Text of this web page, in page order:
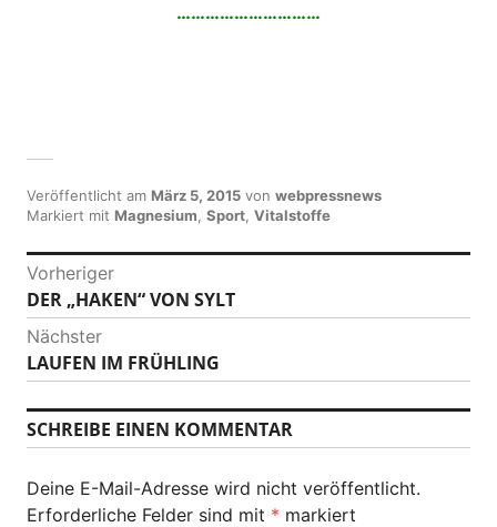
…………………………
Veröffentlicht am März 5, 2015 von webpressnews
Markiert mit Magnesium, Sport, Vitalstoffe
B
e
i
t
r
a
g
Vorheriger
V
o
r
h
e
r
g
e
DER „HAKEN“ VON SYLT
Nächster
N
c
h
t
LAUFEN IM FRÜHLING
SCHREIBE EINEN KOMMENTAR
Deine E-Mail-Adresse wird nicht veröffentlicht.
Erforderliche Felder sind mit * markiert